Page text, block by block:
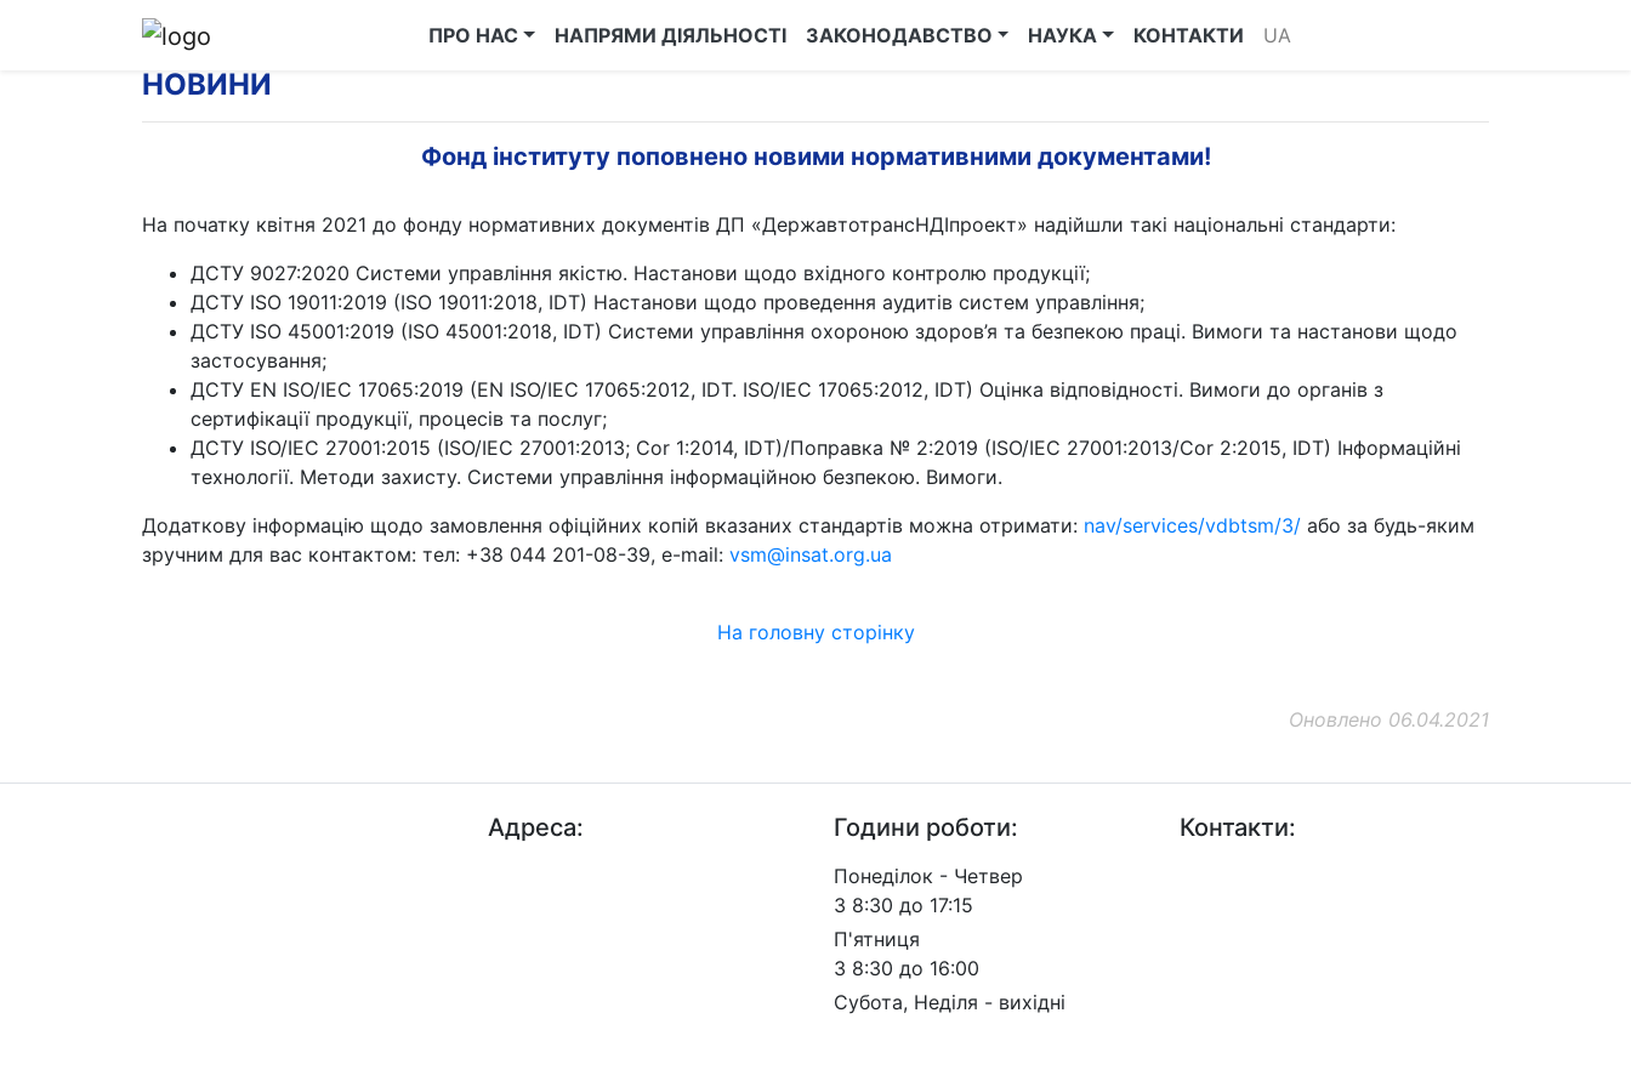
ПРО НАС НАПРЯМИ ДІЯЛЬНОСТІ ЗАКОНОДАВСТВО НАУКА КОНТАКТИ UA
НОВИНИ
Фонд інституту поповнено новими нормативними документами!
На початку квітня 2021 до фонду нормативних документів ДП «ДержавтотрансНДІпроект» надійшли такі національні стандарти:
ДСТУ 9027:2020 Системи управління якістю. Настанови щодо вхідного контролю продукції;
ДСТУ ISO 19011:2019 (ISO 19011:2018, IDT) Настанови щодо проведення аудитів систем управління;
ДСТУ ISO 45001:2019 (ISO 45001:2018, IDT) Системи управління охороною здоров’я та безпекою праці. Вимоги та настанови щодо
застосування;
ДСТУ EN ISO/IEC 17065:2019 (EN ISO/IEC 17065:2012, IDT. ISO/IEC 17065:2012, IDT) Оцінка відповідності. Вимоги до органів з
сертифікації продукції, процесів та послуг;
ДСТУ ISO/IEC 27001:2015 (ISO/IEC 27001:2013; Cor 1:2014, IDT)/Поправка № 2:2019 (ISO/IEC 27001:2013/Cor 2:2015, IDT) Інформаційні
технології. Методи захисту. Системи управління інформаційною безпекою. Вимоги.
Додаткову інформацію щодо замовлення офіційних копій вказаних стандартів можна отримати: nav/services/vdbtsm/3/ або за будь-яким
зручним для вас контактом: тел: +38 044 201-08-39, e-mail: vsm@insat.org.ua
На головну сторінку
Оновлено 06.04.2021
Адреса: Години роботи:
Понеділок - Четвер
З 8:30 до 17:15
П'ятниця
З 8:30 до 16:00
Субота, Неділя - вихідні
Контакти: